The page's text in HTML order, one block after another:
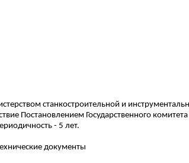
станкостроительной и
Постановлением Государственного
- 5 лет.
документы